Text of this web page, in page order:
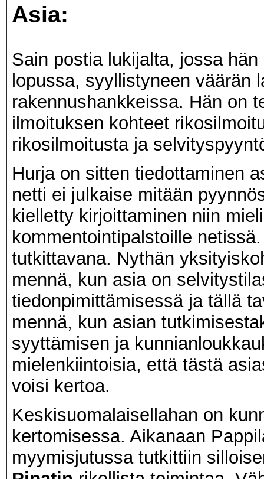
Asia:
Sain postia lukijalta, jossa
lopussa, syyllistyneen väärän
rakennushankkeissa. Hän on
ilmoituksen kohteet
rikosilmoitusta ja
Hurja on sitten tiedottaminen
netti ei julkaise mitään
kielletty kirjoittaminen niin
kommentointipalstoille
tutkittavana. Nythän
mennä, kun asia on
tiedonpimittämisessä ja tällä
mennä, kun asian
syyttämisen ja
mielenkiintoisia, että tästä
voisi kertoa.
Keskisuomalaisellahan on
kertomisessa. Aikanaan
myymisjutussa tutkittiin